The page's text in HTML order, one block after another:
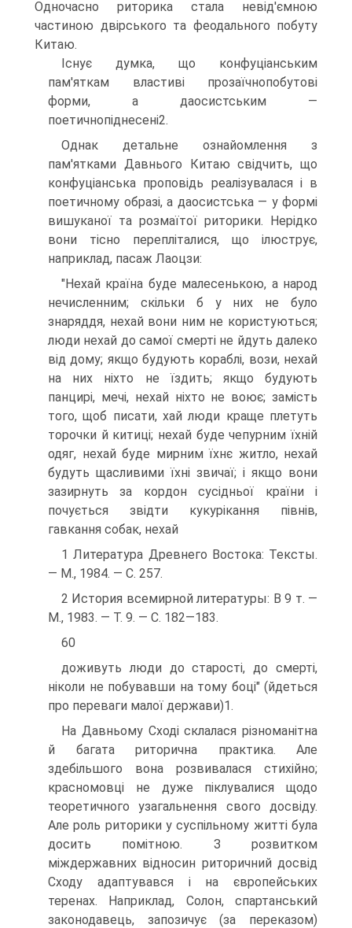
Одночасно риторика стала невід'ємною
частиною двірського та феодального побуту
Китаю.
Існує думка, що конфуціанським
пам'яткам властиві прозаїчнопобутові
форми, а даосистським —
поетичнопіднесені2.
Однак детальне ознайомлення з
пам'ятками Давнього Китаю свідчить, що
конфуціанська проповідь реалізувалася і в
поетичному образі, а даосистська — у формі
вишуканої та розмаїтої риторики. Нерідко
вони тісно перепліталися, що ілюструє,
наприклад, пасаж Лаоцзи:
"Нехай країна буде малесенькою, а народ
нечисленним; скільки б у них не було
знаряддя, нехай вони ним не користуються;
люди нехай до самої смерті не йдуть далеко
від дому; якщо будують кораблі, вози, нехай
на них ніхто не їздить; якщо будують
панцирі, мечі, нехай ніхто не воює; замість
того, щоб писати, хай люди краще плетуть
торочки й китиці; нехай буде чепурним їхній
одяг, нехай буде мирним їхнє житло, нехай
будуть щасливими їхні звичаї; і якщо вони
зазирнуть за кордон сусідньої країни і
почується звідти кукурікання півнів,
гавкання собак, нехай
1 Литература Древнего Востока: Тексты.
— М., 1984. — С. 257.
2 История всемирной литературы: В 9 т. —
М., 1983. — Т. 9. — С. 182—183.
60
доживуть люди до старості, до смерті,
ніколи не побувавши на тому боці" (йдеться
про переваги малої держави)1.
На Давньому Сході склалася різноманітна
й багата риторична практика. Але
здебільшого вона розвивалася стихійно;
красномовці не дуже піклувалися щодо
теоретичного узагальнення свого досвіду.
Але роль риторики у суспільному житті була
досить помітною. З розвитком
міждержавних відносин риторичний досвід
Сходу адаптувався і на європейських
теренах. Наприклад, Солон, спартанський
законодавець, запозичує (за переказом)